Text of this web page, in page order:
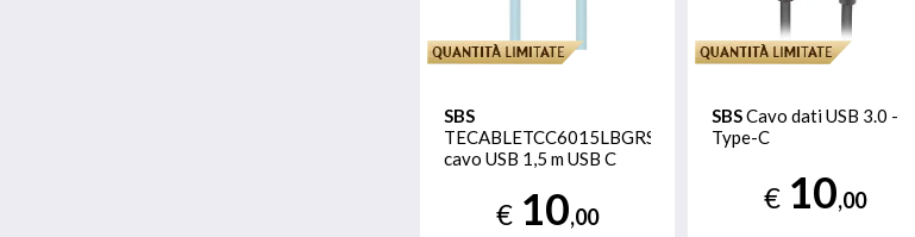
SBS
TECABLETCC6015LBGRS
cavo USB 1,5 m USB C
€ 10,00
SBSCavo dati USB 3.0 -
Type-C
€ 10,00